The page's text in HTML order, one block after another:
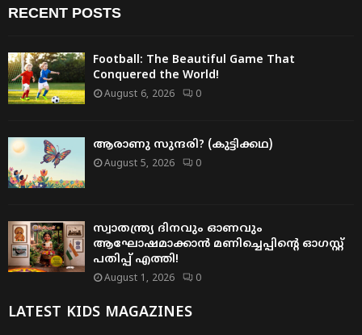
RECENT POSTS
Football: The Beautiful Game That
Conquered the World!
August 6, 2026 0
ആരാണു സുന്ദരി? (കുട്ടിക്കഥ)
August 5, 2026 0
സ്വാതന്ത്ര്യ ദിനവും ഓണവും
ആഘോഷമാക്കാൻ മണിച്ചെപ്പിന്റെ ഓഗസ്റ്റ്
പതിപ്പ് എത്തി!
August 1, 2026 0
LATEST KIDS MAGAZINES